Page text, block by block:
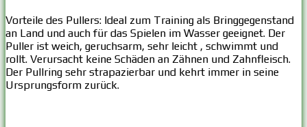
Vorteile des Pullers: Ideal zum Training als Bringgegenstand
an Land und auch für das Spielen im Wasser geeignet. Der
Puller ist weich, geruchsarm, sehr leicht , schwimmt und
rollt. Verursacht keine Schäden an Zähnen und Zahnfleisch.
Der Pullring sehr strapazierbar und kehrt immer in seine
Ursprungsform zurück.